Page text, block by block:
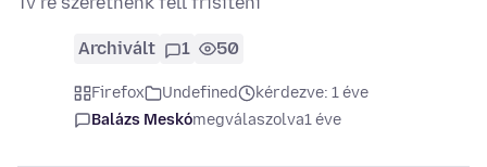
Archivált 1 50
Firefox Undefined
kérdezve: 1 éve
Balázs Meskómegválaszolva1 éve